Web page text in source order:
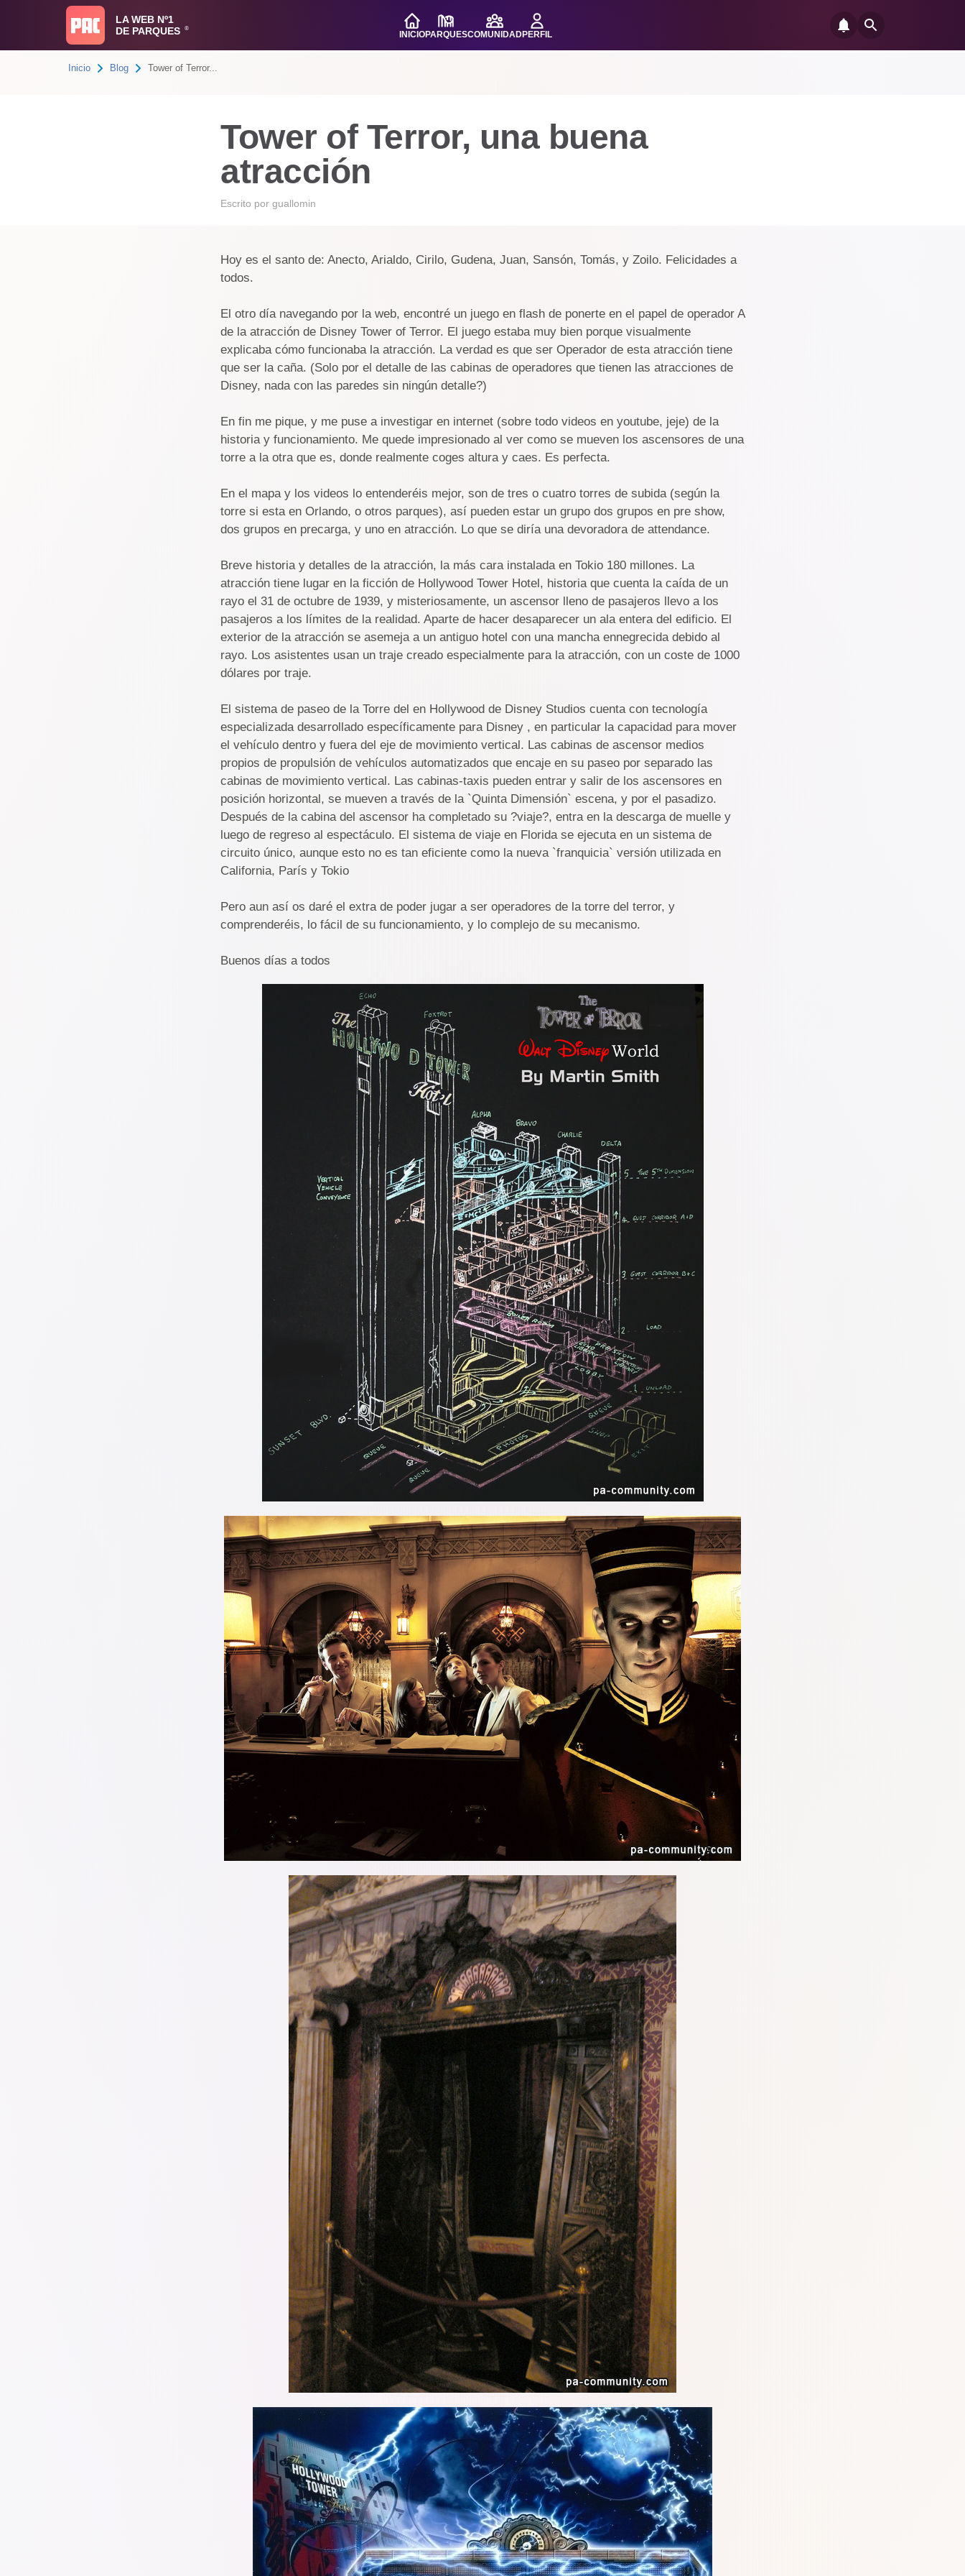
LA WEB Nº1
DE PARQUES
®
INICIOPARQUESCOMUNIDADPERFIL
Inicio Blog Tower of Terror...
Tower of Terror, una buena
atracción
Escrito por guallomin
Hoy es el santo de: Anecto, Arialdo, Cirilo, Gudena, Juan, Sansón, Tomás, y Zoilo. Felicidades a
todos.
El otro día navegando por la web, encontré un juego en flash de ponerte en el papel de operador A
de la atracción de Disney Tower of Terror. El juego estaba muy bien porque visualmente
explicaba cómo funcionaba la atracción. La verdad es que ser Operador de esta atracción tiene
que ser la caña. (Solo por el detalle de las cabinas de operadores que tienen las atracciones de
Disney, nada con las paredes sin ningún detalle?)
En fin me pique, y me puse a investigar en internet (sobre todo videos en youtube, jeje) de la
historia y funcionamiento. Me quede impresionado al ver como se mueven los ascensores de una
torre a la otra que es, donde realmente coges altura y caes. Es perfecta.
En el mapa y los videos lo entenderéis mejor, son de tres o cuatro torres de subida (según la
torre si esta en Orlando, o otros parques), así pueden estar un grupo dos grupos en pre show,
dos grupos en precarga, y uno en atracción. Lo que se diría una devoradora de attendance.
Breve historia y detalles de la atracción, la más cara instalada en Tokio 180 millones. La
atracción tiene lugar en la ficción de Hollywood Tower Hotel, historia que cuenta la caída de un
rayo el 31 de octubre de 1939, y misteriosamente, un ascensor lleno de pasajeros llevo a los
pasajeros a los límites de la realidad. Aparte de hacer desaparecer un ala entera del edificio. El
exterior de la atracción se asemeja a un antiguo hotel con una mancha ennegrecida debido al
rayo. Los asistentes usan un traje creado especialmente para la atracción, con un coste de 1000
dólares por traje.
El sistema de paseo de la Torre del en Hollywood de Disney Studios cuenta con tecnología
especializada desarrollado específicamente para Disney , en particular la capacidad para mover
el vehículo dentro y fuera del eje de movimiento vertical. Las cabinas de ascensor medios
propios de propulsión de vehículos automatizados que encaje en su paseo por separado las
cabinas de movimiento vertical. Las cabinas-taxis pueden entrar y salir de los ascensores en
posición horizontal, se mueven a través de la `Quinta Dimensión` escena, y por el pasadizo.
Después de la cabina del ascensor ha completado su ?viaje?, entra en la descarga de muelle y
luego de regreso al espectáculo. El sistema de viaje en Florida se ejecuta en un sistema de
circuito único, aunque esto no es tan eficiente como la nueva `franquicia` versión utilizada en
California, París y Tokio
Pero aun así os daré el extra de poder jugar a ser operadores de la torre del terror, y
comprenderéis, lo fácil de su funcionamiento, y lo complejo de su mecanismo.
Buenos días a todos